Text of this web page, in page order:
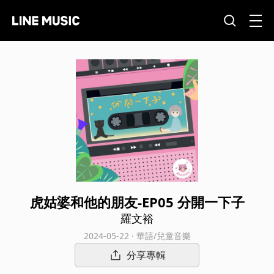
虎姑婆和他的朋友-EP05 分開一下子
羅文裕
2024-05-22 · 華語/兒童音樂
分享專輯